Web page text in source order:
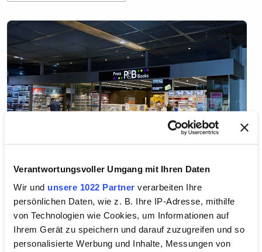
Verantwortungsvoller Umgang mit Ihren Daten
Wir und unsere 1022 Partner verarbeiten Ihre
persönlichen Daten, wie z. B. Ihre IP-Adresse, mithilfe
von Technologien wie Cookies, um Informationen auf
Ihrem Gerät zu speichern und darauf zuzugreifen und so
personalisierte Werbung und Inhalte, Messungen von
The airport bookstore Press & Books (P&B) has a wide
range of titles on offer, along with a comprehensive
selection of magazines – alpine lifestyle, fishing,